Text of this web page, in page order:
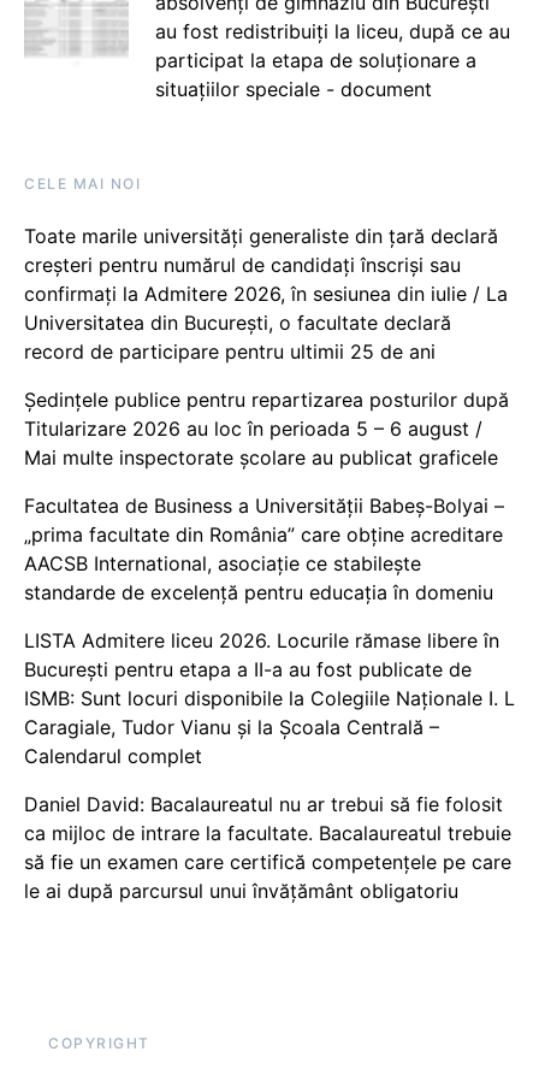
au fost redistribuiți la liceu, după ce au
participat la etapa de soluționare a
situațiilor speciale - document
CELE MAI NOI
Toate marile universități generaliste din țară declară
creșteri pentru numărul de candidați înscriși sau
confirmați la Admitere 2026, în sesiunea din iulie / La
Universitatea din București, o facultate declară
record de participare pentru ultimii 25 de ani
Ședințele publice pentru repartizarea posturilor după
Titularizare 2026 au loc în perioada 5 – 6 august /
Mai multe inspectorate școlare au publicat graficele
Facultatea de Business a Universității Babeș-Bolyai –
„prima facultate din România” care obține acreditare
AACSB International, asociație ce stabilește
standarde de excelență pentru educația în domeniu
LISTA Admitere liceu 2026. Locurile rămase libere în
București pentru etapa a II-a au fost publicate de
ISMB: Sunt locuri disponibile la Colegiile Naționale I. L
Caragiale, Tudor Vianu și la Școala Centrală –
Calendarul complet
Daniel David: Bacalaureatul nu ar trebui să fie folosit
ca mijloc de intrare la facultate. Bacalaureatul trebuie
să fie un examen care certifică competențele pe care
le ai după parcursul unui învățământ obligatoriu
COPYRIGHT